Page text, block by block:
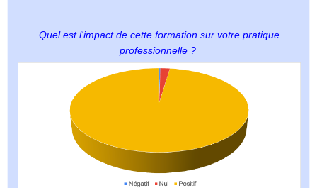
Quel est l'impact de cette formation sur votre pratique
professionnelle ?